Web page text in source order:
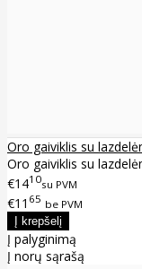
Oro gaiviklis su
Oro gaiviklis su
€1410su PVM
€11 65 be PVM
Į palyginimą
Į norų sąrašą